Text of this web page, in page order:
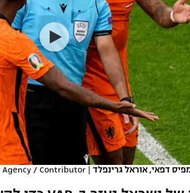
עסק
דפאי, אוראל גרינפלד |
Agency / Contributor